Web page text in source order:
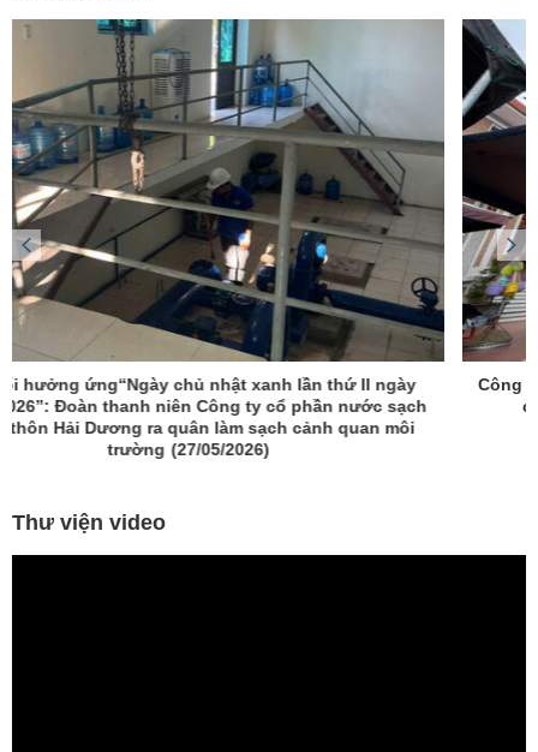
Công ty cổ phần nước sạch nông thôn Hải Dương tổ chức
chương trình nghỉ mát cho người lao động năm
2026 (23/05/2026)
Thư viện video